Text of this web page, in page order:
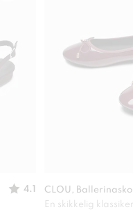
4.1
CLOU, Ballerinasko
En skikkelig klassiker